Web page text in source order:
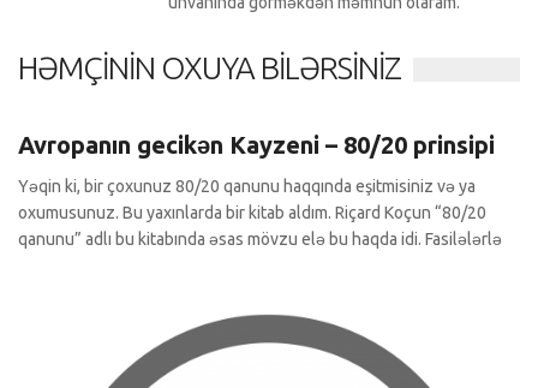
HƏMÇININ OXUYA BILƏRSINIZ
Avropanın gecikən Kayzeni – 80/20 prinsipi
Yəqin ki, bir çoxunuz 80/20 qanunu haqqında eşitmisiniz və ya
oxumusunuz. Bu yaxınlarda bir kitab aldım. Riçard Koçun “80/20
qanunu” adlı bu kitabında əsas mövzu elə bu haqda idi. Fasilələrlə